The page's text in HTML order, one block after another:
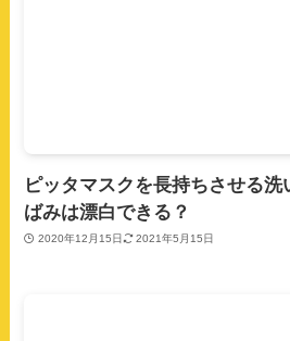
ピッタマスクを長持ちさせる
ばみは漂白できる？
2020年12月15日 2021年5月15日